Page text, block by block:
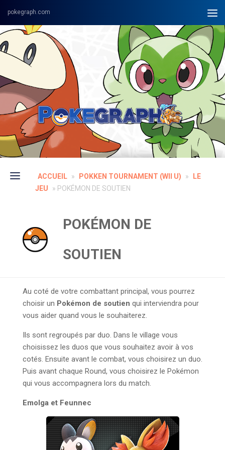
Skip to content
ACCUEIL » POKKEN TOURNAMENT (WII U) »
LE
JEU
» POKÉMON DE SOUTIEN
POKÉMON DE
SOUTIEN
Au coté de votre combattant principal, vous pourrez
choisir un Pokémon de soutien qui interviendra pour
vous aider quand vous le souhaiterez.
Ils sont regroupés par duo. Dans le village vous
choisissez les duos que vous souhaitez avoir à vos
cotés. Ensuite avant le combat, vous choisirez un duo.
Puis avant chaque Round, vous choisirez le Pokémon
qui vous accompagnera lors du match.
Emolga et Feunnec